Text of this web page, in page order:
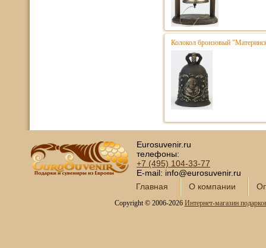
Колокол бронзовый
Eurosuvenir.ru
телефоны:
+7 (495) 104-33-77
E-mail: info@eurosuvenir.ru
Главная
О компании
Copyright © 2006-2026 Интернет-магазин